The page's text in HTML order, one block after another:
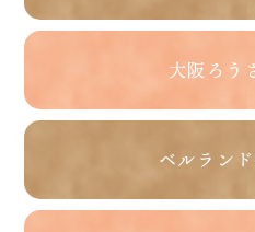
大阪ろう
ベルラン